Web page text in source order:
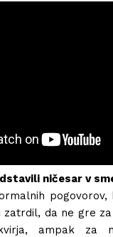
ničesar v
zatrdil, da ne gre
ampak za